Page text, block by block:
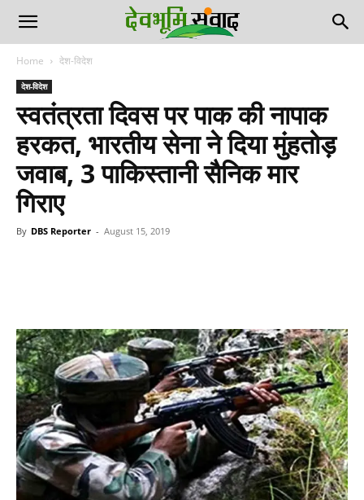
Home देश-विदेश
देश-विदेश
स्वतंत्रता दिवस पर पाक की नापाक
हरकत, भारतीय सेना ने दिया मुंहतोड़
जवाब, 3 पाकिस्तानी सैनिक मार
गिराए
By DBS Reporter - August 15, 2019